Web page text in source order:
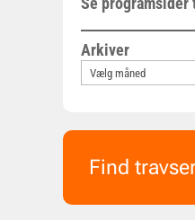
Arkiver
Find